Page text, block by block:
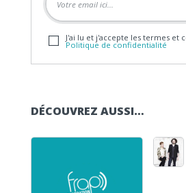
J'ai lu et j'accepte les termes et
Politique de confidentialité
DÉCOUVREZ AUSSI…